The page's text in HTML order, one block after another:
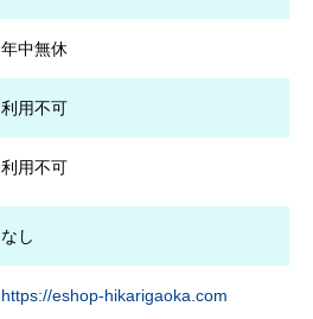
年中無休
利用不可
利用不可
なし
https://eshop-hikarigaoka.com